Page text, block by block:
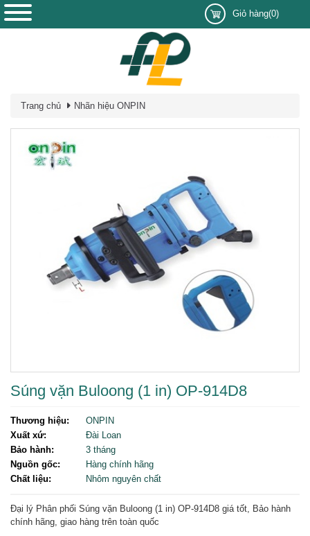
Giỏ hàng(0)
Trang chủ Nhãn hiệu ONPIN
Súng vặn Buloong (1 in) OP-914D8
Thương hiệu:
ONPIN
Xuất xứ:
Đài Loan
Bảo hành:
3 tháng
Nguồn gốc:
Hàng chính hãng
Chất liệu:
Nhôm nguyên chất
Đại lý Phân phối Súng vặn Buloong (1 in) OP-914D8 giá tốt, Bảo hành
chính hãng, giao hàng trên toàn quốc